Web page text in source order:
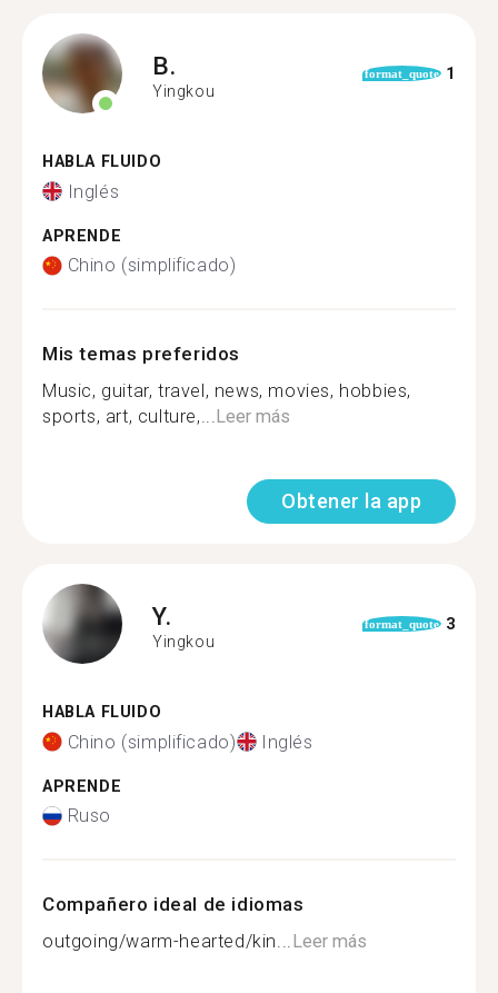
B.
Yingkou
format_quote 1
HABLA FLUIDO
Inglés
APRENDE
Chino (simplificado)
Mis temas preferidos
Music, guitar, travel, news, movies, hobbies,
sports, art, culture,...Leer más
Obtener la app
Y.
Yingkou
format_quote 3
HABLA FLUIDO
Chino (simplificado) Inglés
APRENDE
Ruso
Compañero ideal de idiomas
outgoing/warm-hearted/kin...Leer más